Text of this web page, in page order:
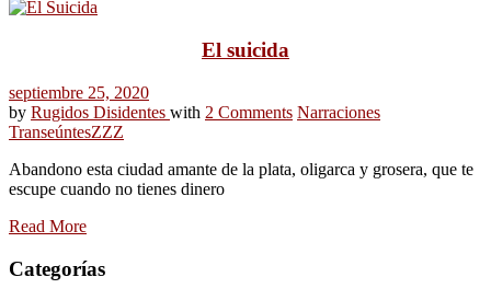
El suicida
septiembre 25, 2020
by Rugidos Disidentes with 2 Comments Narraciones
TranseúntesZZZ
Abandono esta ciudad amante de la plata, oligarca y grosera, que te
escupe cuando no tienes dinero
Read More
Categorías